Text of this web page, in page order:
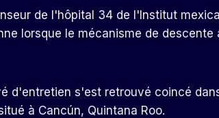
de l'hôpital 34 de l'Institut
lorsque le mécanisme de
d'entretien s'est retrouvé coincé
à Cancún, Quintana Roo.